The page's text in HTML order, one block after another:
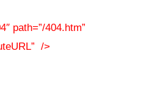
path=”/404.htm”
/>